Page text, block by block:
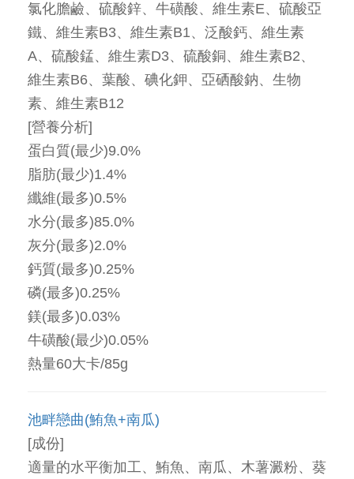
氯化膽鹼、硫酸鋅、牛磺酸、維生素E、硫酸亞
鐵、維生素B3、維生素B1、泛酸鈣、維生素
A、硫酸錳、維生素D3、硫酸銅、維生素B2、
維生素B6、葉酸、碘化鉀、亞硒酸鈉、生物
素、維生素B12
[營養分析]
蛋白質(最少)9.0%
脂肪(最少)1.4%
纖維(最多)0.5%
水分(最多)85.0%
灰分(最多)2.0%
鈣質(最多)0.25%
磷(最多)0.25%
鎂(最多)0.03%
牛磺酸(最少)0.05%
熱量60大卡/85g
池畔戀曲(鮪魚+南瓜)
[成份]
適量的水平衡加工、鮪魚、南瓜、木薯澱粉、葵